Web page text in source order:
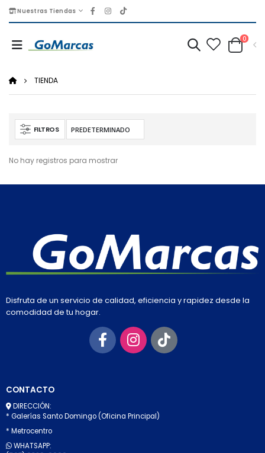
Nuestras Tiendas
0
TIENDA
FILTROS
No hay registros para mostrar
Disfruta de un servicio de calidad, eficiencia y rapidez desde la
comodidad de tu hogar.
CONTACTO
DIRECCIÓN:
* Galerías Santo Domingo (Oficina Principal)
* Metrocentro
WHATSAPP: